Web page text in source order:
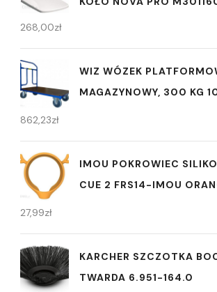
268,00zł
WIZ WÓZEK
MAGAZYNOWY, 300 KG
862,23zł
IMOU POKROWIEC
CUE 2 FRS14-IMOU
27,99zł
KARCHER SZCZOTKA
TWARDA 6.951-164.0